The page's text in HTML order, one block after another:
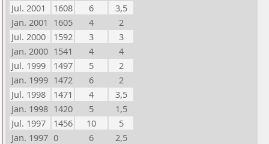
Jul. 2001
1608 6
3,5
Jan. 2001 1605 4
2
Jul. 2000
1592 3
3
Jan. 2000 1541 4
4
Jul. 1999
1497 5
2
Jan. 1999 1472 6
2
Jul. 1998
1471 4
3,5
Jan. 1998 1420 5
1,5
Jul. 1997
1456 10
5
Jan. 1997 0 6
2,5